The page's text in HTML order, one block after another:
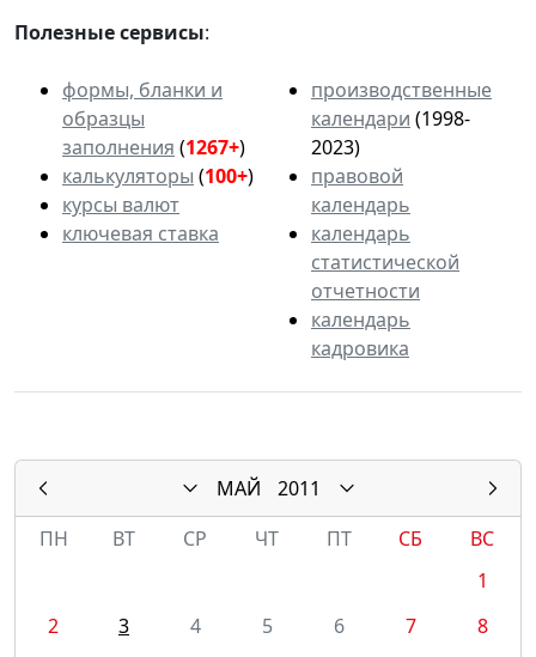
Полезные сервисы:
формы, бланки и
образцы
заполнения (1267+)
калькуляторы (100+)
курсы валют
ключевая ставка
производственные
календари (1998-
2023)
правовой
календарь
календарь
статистической
отчетности
календарь
кадровика
МАЙ
2011
ПН
ВТ СР ЧТ ПТ СБ
ВС
1
2
3 4 5 6 7
8